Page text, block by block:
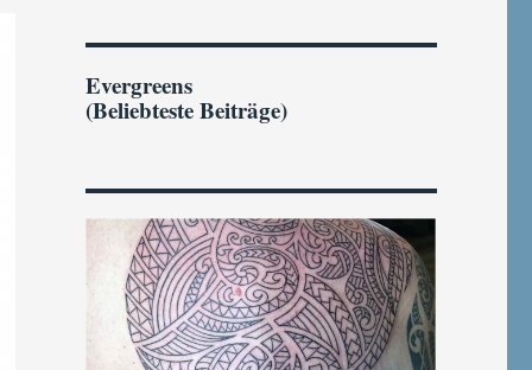
Evergreens
(Beliebteste Beiträge)